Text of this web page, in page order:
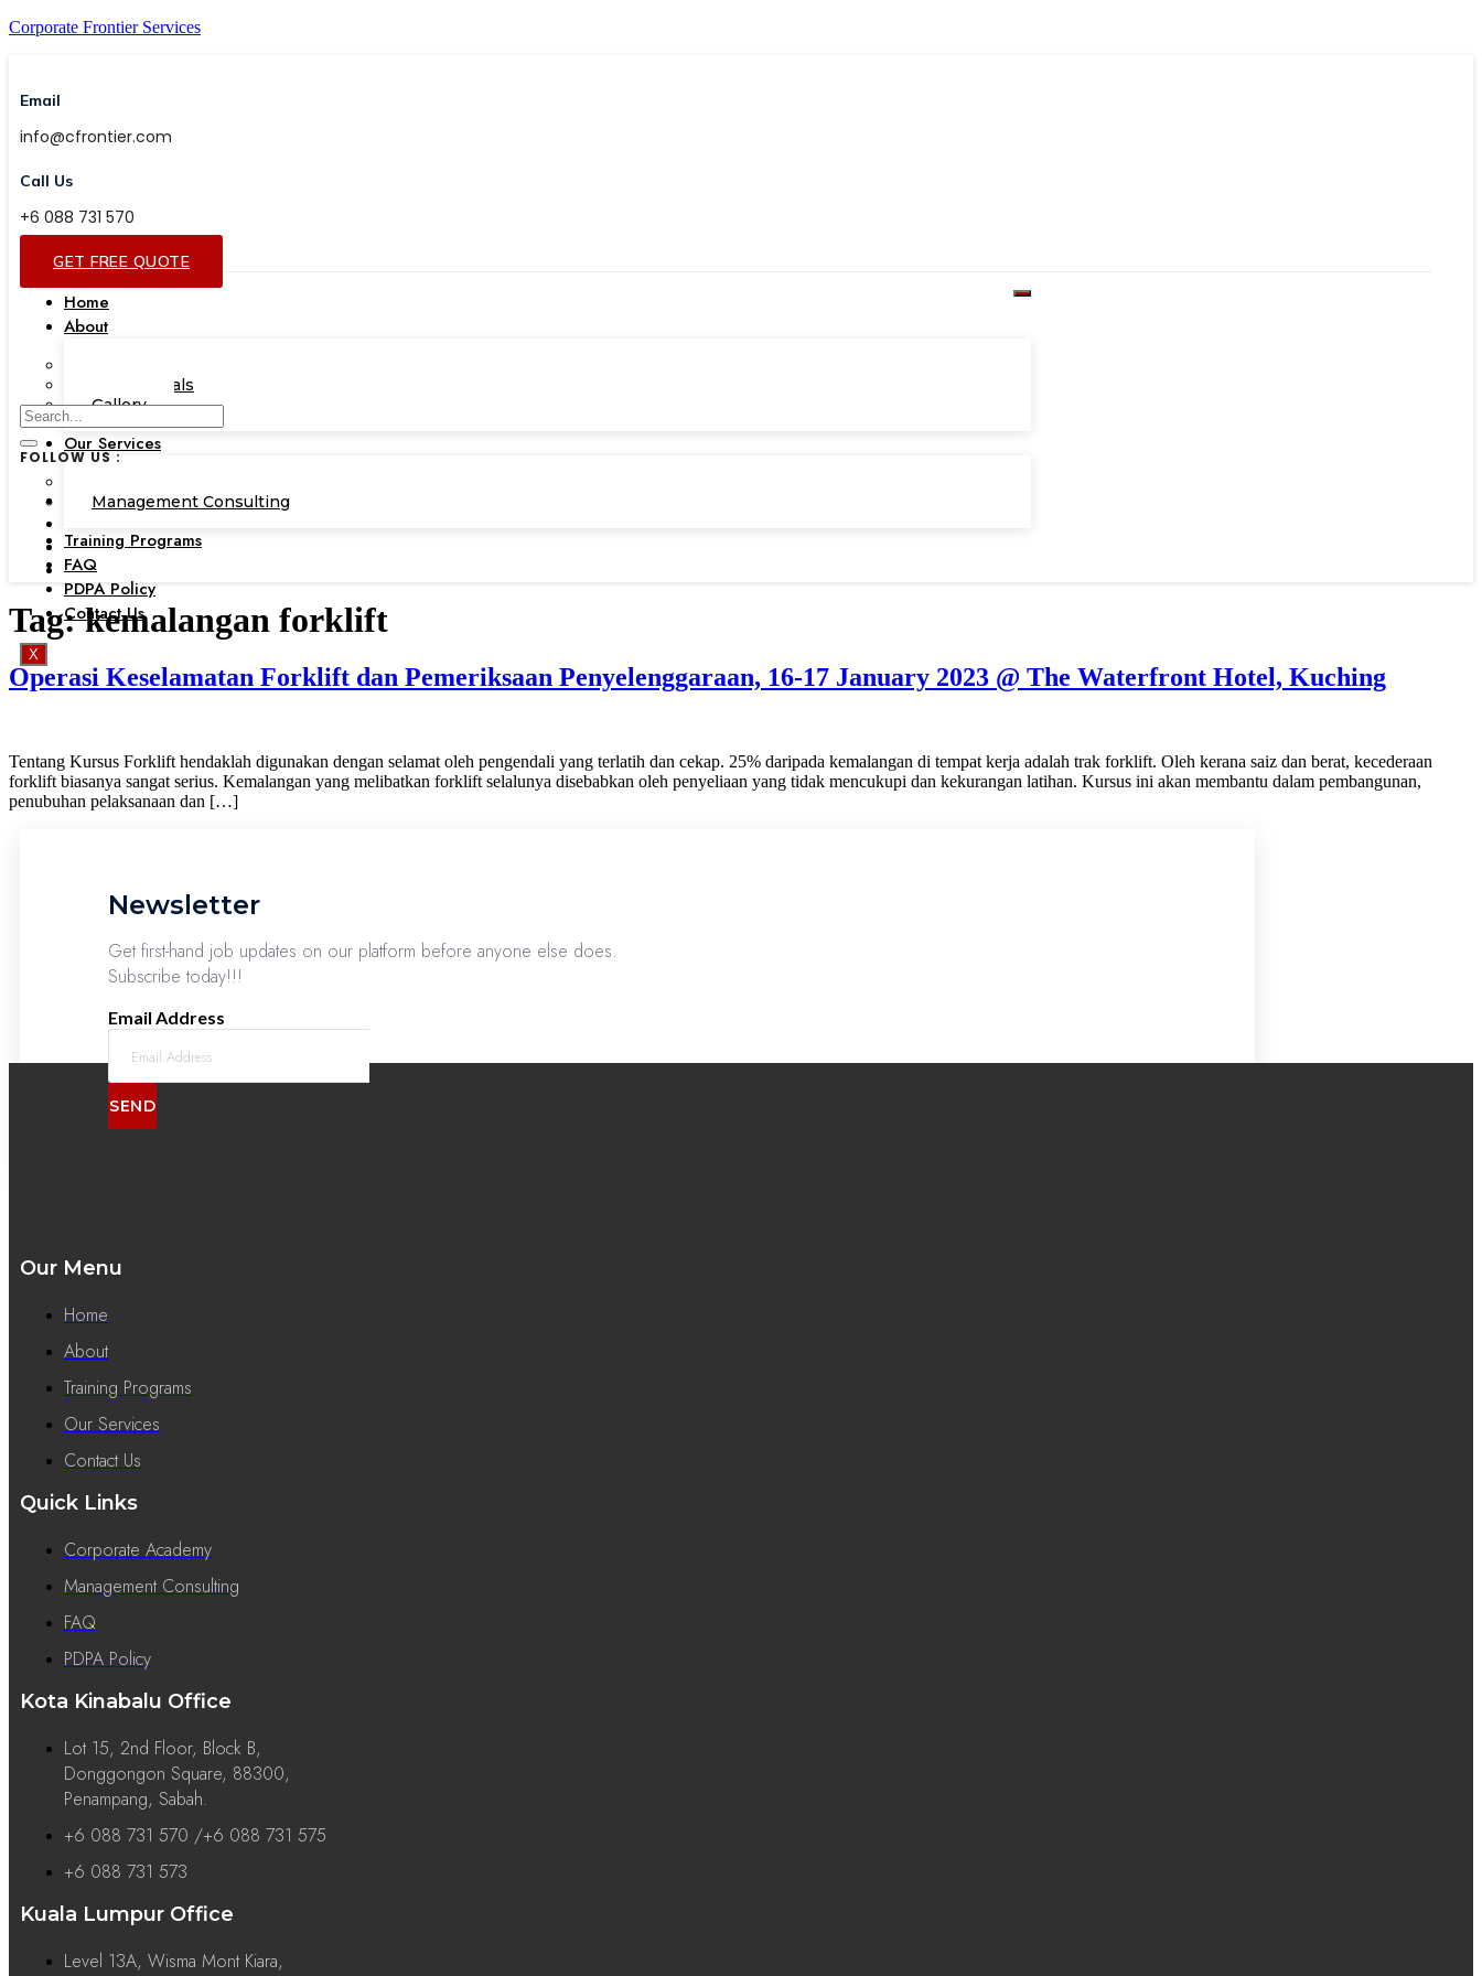
Corporate Frontier Services
Email
info@cfrontier.com
Call Us
+6 088 731 570
GET FREE QUOTE
Home
About
Testimonials
Gallery
Our Services
Management Consulting
Training Programs
FAQ
PDPA Policy
Contact Us
X
FOLLOW US :
Tag:kemalangan forklift
Operasi Keselamatan Forklift dan Pemeriksaan Penyelenggaraan, 16-17 January 2023 @ The Waterfront Hotel, Kuching
Tentang Kursus Forklift hendaklah digunakan dengan selamat oleh pengendali yang terlatih dan cekap. 25% daripada kemalangan di tempat kerja adalah trak forklift. Oleh kerana saiz dan berat, kecederaan
forklift biasanya sangat serius. Kemalangan yang melibatkan forklift selalunya disebabkan oleh penyeliaan yang tidak mencukupi dan kekurangan latihan. Kursus ini akan membantu dalam pembangunan,
penubuhan pelaksanaan dan […]
Newsletter
Get first-hand job updates on our platform before anyone else does.
Subscribe today!!!
Email Address
SEND
Our Menu
Home
About
Training Programs
Our Services
Contact Us
Quick Links
Corporate Academy
Management Consulting
FAQ
PDPA Policy
Kota Kinabalu Office
Lot 15, 2nd Floor, Block B,
Donggongon Square, 88300,
Penampang, Sabah.
+6 088 731 570 /+6 088 731 575
+6 088 731 573
Kuala Lumpur Office
Level 13A, Wisma Mont Kiara,